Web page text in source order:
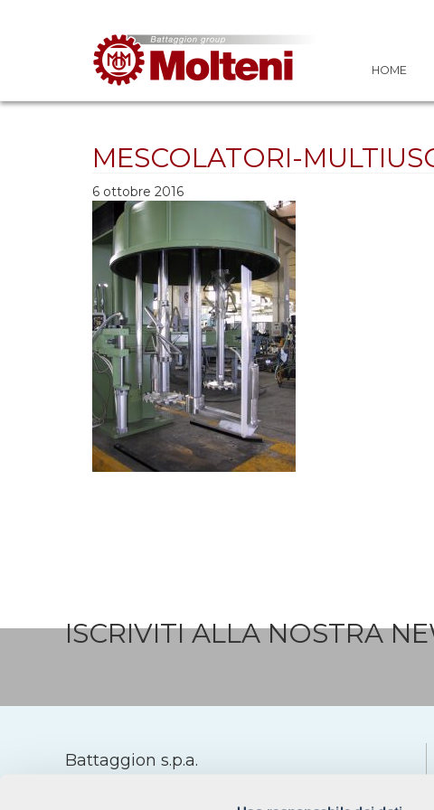
HOME
MESCOLATORI-
6 ottobre 2016
ISCRIVITI ALLA NOSTRA
Battaggion s.p.a.